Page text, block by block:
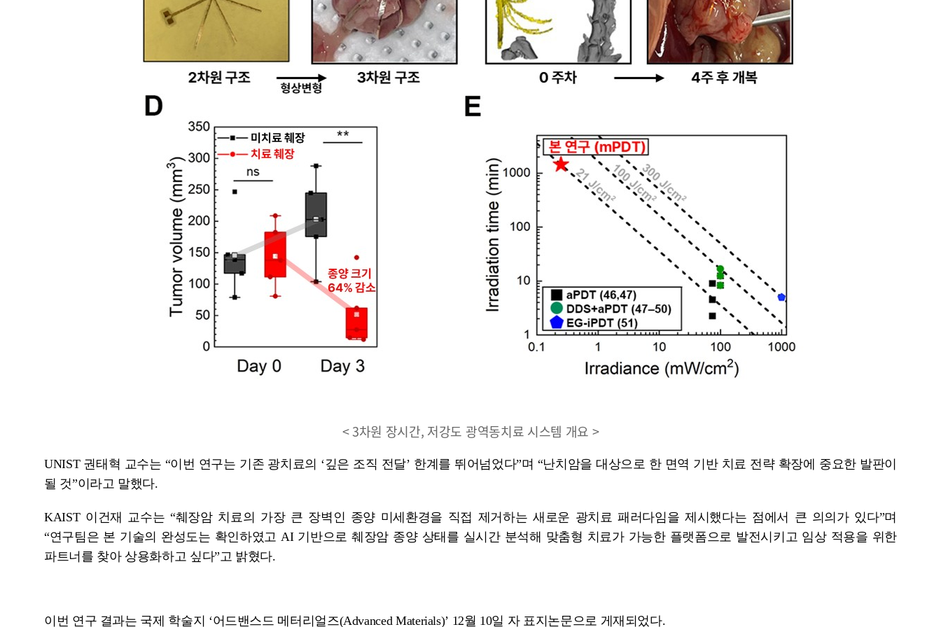
< 3차원 장시간, 저강도 광역동치료 시스템 개요 >
UNIST 권태혁 교수는 “이번 연구는 기존 광치료의 ‘깊은 조직 전달’ 한계를 뛰어넘었다”며 “난치암을 대상으로 한 면역 기반 치료 전략 확장에 중요한 발판이
될 것”이라고 말했다.
KAIST 이건재 교수는 “췌장암 치료의 가장 큰 장벽인 종양 미세환경을 직접 제거하는 새로운 광치료 패러다임을 제시했다는 점에서 큰 의의가 있다”며
“연구팀은 본 기술의 완성도는 확인하였고 AI 기반으로 췌장암 종양 상태를 실시간 분석해 맞춤형 치료가 가능한 플랫폼으로 발전시키고 임상 적용을 위한
파트너를 찾아 상용화하고 싶다”고 밝혔다.
이번 연구 결과는 국제 학술지 ‘어드밴스드 메터리얼즈(Advanced Materials)’ 12월 10일 자 표지논문으로 게재되었다.